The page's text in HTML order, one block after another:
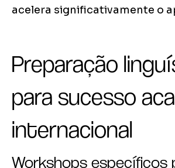
acelera significativamente o
Preparação
para sucesso
internacional
Workshops específicos